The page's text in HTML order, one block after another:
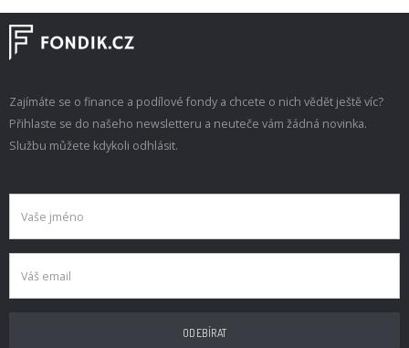
Zajímáte se o finance a podílové fondy a chcete o nich vědět ještě víc?
Přihlaste se do našeho newsletteru a neuteče vám žádná novinka.
Službu můžete kdykoli odhlásit.